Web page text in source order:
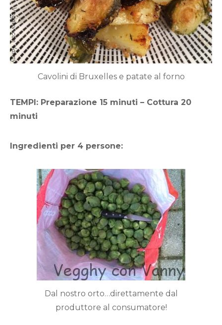
Cavolini di Bruxelles e patate al forno
TEMPI: Preparazione 15 minuti – Cottura 20
minuti
Ingredienti per 4 persone:
Dal nostro orto…direttamente dal
produttore al consumatore!